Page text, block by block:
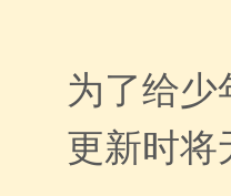
为了给
更新时